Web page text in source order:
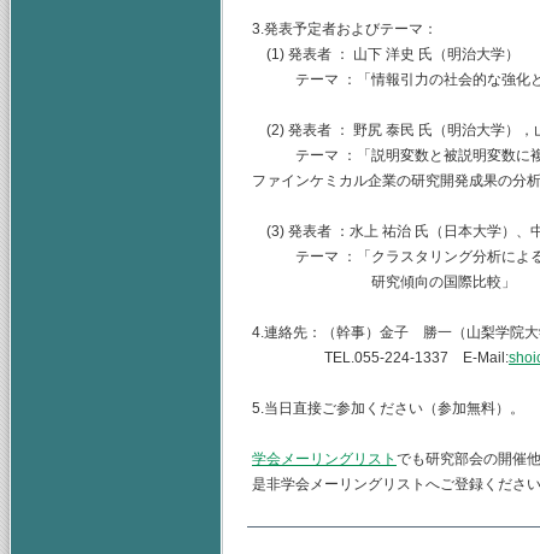
3.発表予定者およびテーマ：
(1) 発表者 ： 山下 洋史 氏（明治大学）
テーマ ：「情報引力の社会的な強化と
(2) 発表者 ： 野尻 泰民 氏（明治大学），
テーマ ：「説明変数と被説明変数に複
ファインケミカル企業の研究開発成果の分
(3) 発表者 ：水上 祐治 氏（日本大学）、
テーマ ：「クラスタリング分析による
研究傾向の国際比較」
4.連絡先：（幹事）金子 勝一（山梨学院
TEL.055-224-1337 E-Mail:
5.当日直接ご参加ください（参加無料）。
学会メーリングリスト でも研究部会の開催
是非学会メーリングリストへご登録くださ